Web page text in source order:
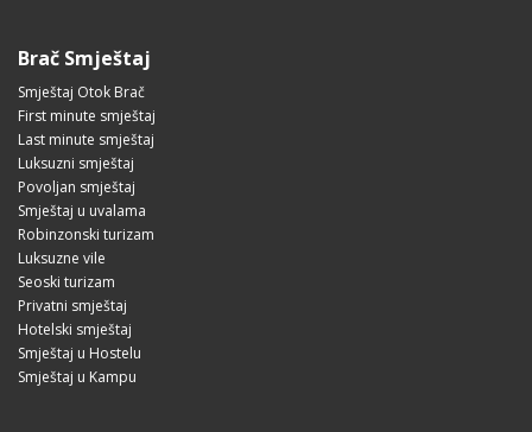
Brač Smještaj
Smještaj Otok Brač
First minute smještaj
Last minute smještaj
Luksuzni smještaj
Povoljan smještaj
Smještaj u uvalama
Robinzonski turizam
Luksuzne vile
Seoski turizam
Privatni smještaj
Hotelski smještaj
Smještaj u Hostelu
Smještaj u Kampu